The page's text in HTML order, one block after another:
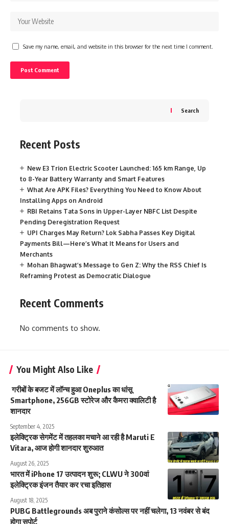
Save my name, email, and website in this browser for the next time I comment.
Search
Recent Posts
New E3 Trion Electric Scooter Launched: 165 km Range, Up
to 8-Year Battery Warranty and Smart Features
What Are APK Files? Everything You Need to Know About
Installing Apps on Android
RBI Retains Tata Sons in Upper-Layer NBFC List Despite
Pending Deregistration Request
UPI Charges May Return? Lok Sabha Passes Key Digital
Payments Bill—Here’s What It Means for Users and
Merchants
Mohan Bhagwat’s Message to Gen Z: Why the RSS Chief Is
Reframing Protest as Democratic Dialogue
Recent Comments
No comments to show.
You Might Also Like
गरीबों के बजट में लॉन्च हुआ Oneplus का धांसू
Smartphone, 256GB स्टोरेज और कैमरा क्वालिटी है
शानदार
September 4, 2025
इलेक्ट्रिक सेगमेंट में तहलका मचाने आ रही है Maruti E
Vitara, आज होगी शानदार शुरुआत
August 26, 2025
भारत में iPhone 17 उत्पादन शुरू; CLWU ने 300वां
इलेक्ट्रिक इंजन तैयार कर रचा इतिहास
August 18, 2025
PUBG Battlegrounds अब पुराने कंसोल्स पर नहीं चलेगा, 13 नवंबर से बंद
होगा सपोर्ट